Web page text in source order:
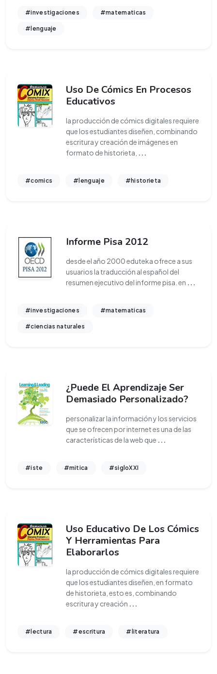
#investigaciones #matematicas
#lenguaje
Uso De Cómics En Procesos
Educativos
la producción de cómics digitales requiere
que los estudiantes diseñen, combinando
escritura y creación de imágenes en
formato de historieta, ...
#comics #lenguaje #historieta
Informe Pisa 2012
desde el año 2000 eduteka ofrece a sus
usuarios la traducción al español del
resumen ejecutivo del informe pisa. en ...
#investigaciones #matematicas
#ciencias naturales
¿Puede El Aprendizaje Ser
Demasiado Personalizado?
personalizar la información y los servicios
que se ofrecen por internet es una de las
características de la web que ...
#iste #mitica #sigloXXI
Uso Educativo De Los Cómics
Y Herramientas Para
Elaborarlos
la producción de cómics digitales requiere
que los estudiantes diseñen, en formato
de historieta, esto es, combinando
escritura y creación ...
#lectura #escritura #literatura